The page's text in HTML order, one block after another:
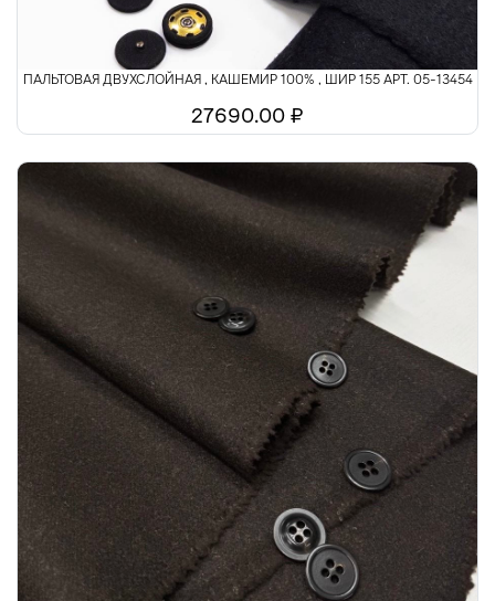
ПАЛЬТОВАЯ ДВУХСЛОЙНАЯ , КАШЕМИР 100% , ШИР 155 АРТ. 05-13454
27690.00 ₽